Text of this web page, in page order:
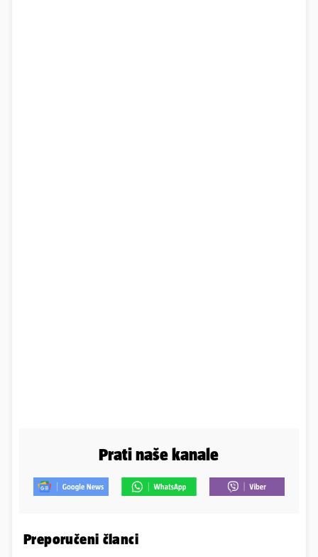
Prati naše kanale
Preporučeni članci